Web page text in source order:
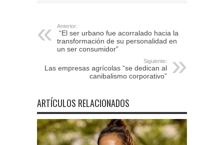
Anterior:
“El ser urbano fue acorralado hacia la
transformación de su personalidad en
un ser consumidor”
Siguiente:
Las empresas agrícolas “se dedican al
canibalismo corporativo”
ARTÍCULOS RELACIONADOS